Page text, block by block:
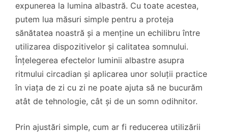
expunerea la lumina albastră. Cu toate acestea,
putem lua măsuri simple pentru a proteja
sănătatea noastră și a menține un echilibru între
utilizarea dispozitivelor și calitatea somnului.
Înțelegerea efectelor luminii albastre asupra
ritmului circadian și aplicarea unor soluții practice
în viața de zi cu zi ne poate ajuta să ne bucurăm
atât de tehnologie, cât și de un somn odihnitor.
Prin ajustări simple, cum ar fi reducerea utilizării